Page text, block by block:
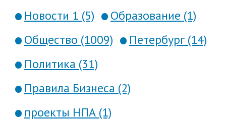
Новости 1 (5)
Образование (1)
Общество (1009)
Петербург (14)
Политика (31)
Правила Бизнеса (2)
проекты НПА (1)